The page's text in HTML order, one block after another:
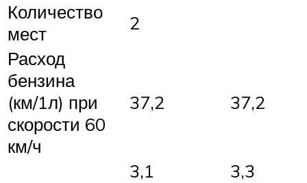
Количество
мест
2
Расход
бензина
(км/1л) при
скорости 60
км/ч
37,2 37,2
3,1
3,3